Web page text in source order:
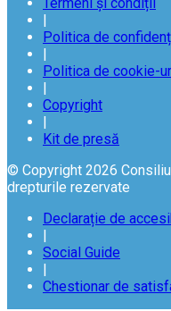
|
Politica de
|
Politica de cookie-
|
Copyright
|
Kit de presă
© Copyright 2026
drepturile rezervate
Declarație de
|
Social Guide
|
Chestionar de